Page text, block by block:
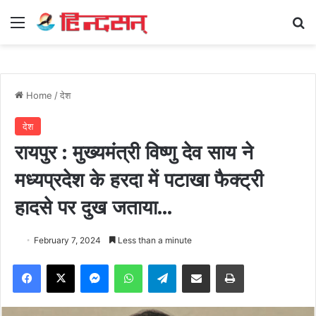
Menu
Home /देश
देश
रायपुर : मुख्यमंत्री विष्णु देव साय ने
मध्यप्रदेश के हरदा में पटाखा फैक्ट्री
हादसे पर दुख जताया…
February 7, 2024 Less than a minute
Facebook
X MessengerWhatsAppTelegramShare via Email Print